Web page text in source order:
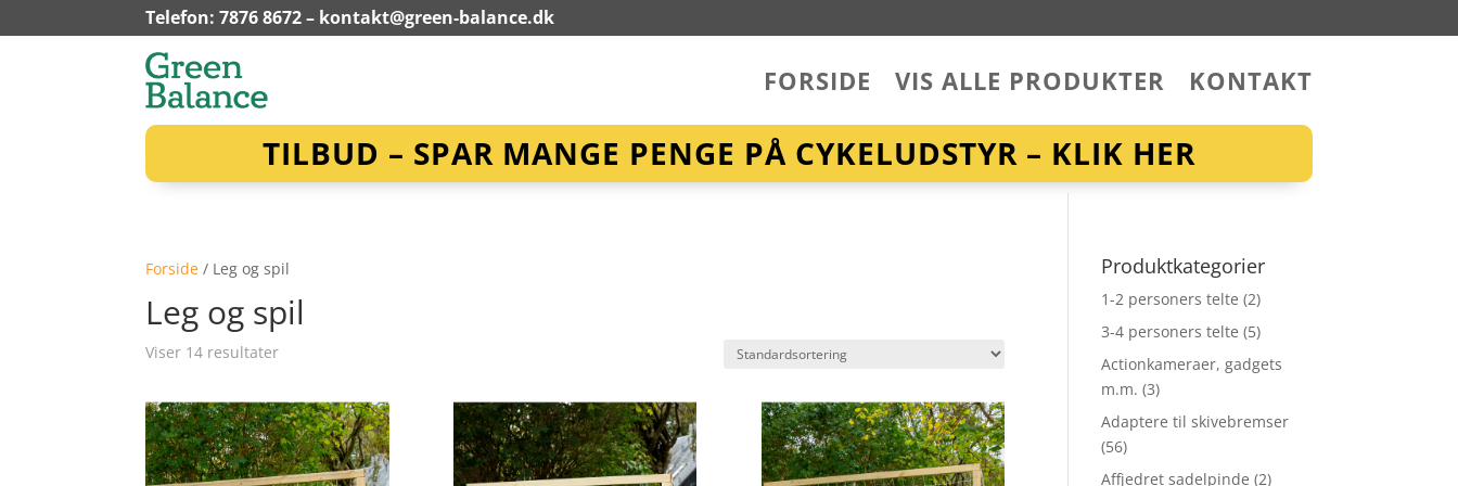
Telefon: 7876 8672 – kontakt@green-balance.dk
FORSIDE VIS ALLE PRODUKTER KONTAKT
TILBUD – SPAR MANGE PENGE PÅ CYKELUDSTYR – KLIK HER
Forside / Leg og spil
Leg og spil
Viser 14 resultater
Produktkategorier
1-2 personers telte (2)
3-4 personers telte (5)
Actionkameraer, gadgets
m.m. (3)
Adaptere til skivebremser
(56)
Affjedret sadelpinde (2)